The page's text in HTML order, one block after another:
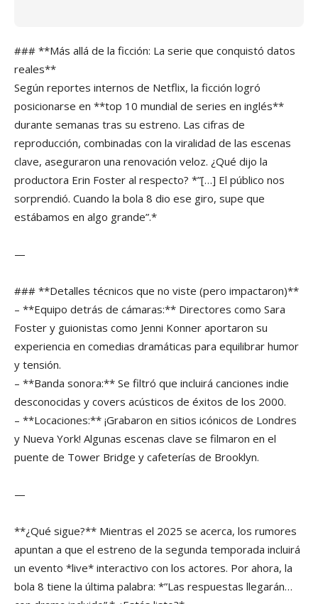
### **Más allá de la ficción: La serie que conquistó datos
reales**
Según reportes internos de Netflix, la ficción logró
posicionarse en **top 10 mundial de series en inglés**
durante semanas tras su estreno. Las cifras de
reproducción, combinadas con la viralidad de las escenas
clave, aseguraron una renovación veloz. ¿Qué dijo la
productora Erin Foster al respecto? *”[…] El público nos
sorprendió. Cuando la bola 8 dio ese giro, supe que
estábamos en algo grande”.*
—
### **Detalles técnicos que no viste (pero impactaron)**
– **Equipo detrás de cámaras:** Directores como Sara
Foster y guionistas como Jenni Konner aportaron su
experiencia en comedias dramáticas para equilibrar humor
y tensión.
– **Banda sonora:** Se filtró que incluirá canciones indie
desconocidas y covers acústicos de éxitos de los 2000.
– **Locaciones:** ¡Grabaron en sitios icónicos de Londres
y Nueva York! Algunas escenas clave se filmaron en el
puente de Tower Bridge y cafeterías de Brooklyn.
—
**¿Qué sigue?** Mientras el 2025 se acerca, los rumores
apuntan a que el estreno de la segunda temporada incluirá
un evento *live* interactivo con los actores. Por ahora, la
bola 8 tiene la última palabra: *”Las respuestas llegarán…